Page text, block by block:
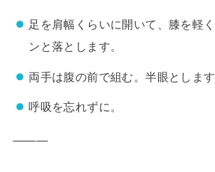
足を肩幅くらいに開いて、膝を軽
ンと落とします。
両手は腹の前で組む。半眼とします
呼吸を忘れずに。
―――